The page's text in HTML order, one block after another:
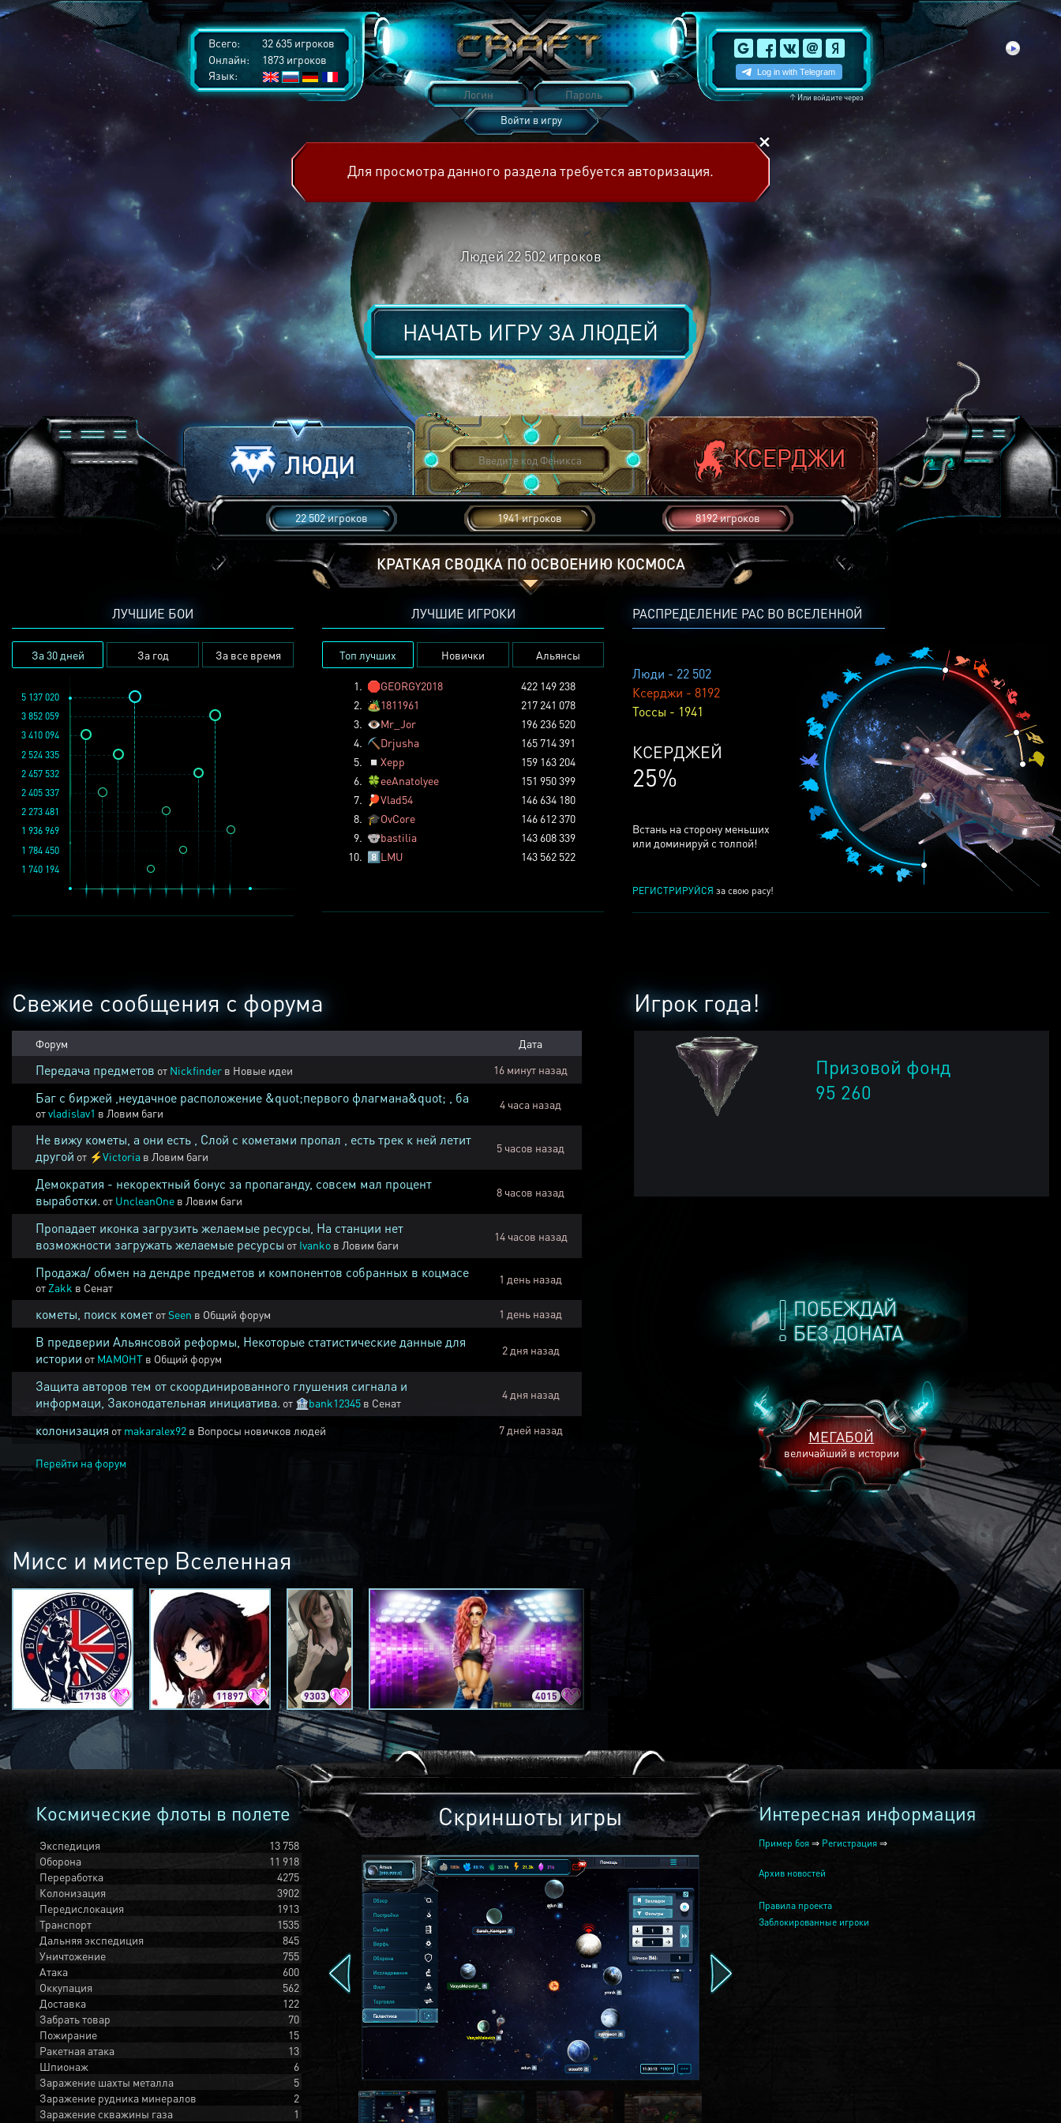
Всего:
32 635 игроков
Онлайн:
1873 игроков
Язык:
↑Или войдите через
Войти в игру
Для просмотра данного раздела требуется авторизация.
Людей 22 502игроков
НАЧАТЬ ИГРУ ЗАЛЮДЕЙ
22 502 игроков 1941 игроков 8192 игроков
КРАТКАЯ СВОДКА ПО ОСВОЕНИЮ КОСМОСА
РАСПРЕДЕЛЕНИЕ РАС ВО ВСЕЛЕННОЙ
Люди - 22 502
Ксерджи - 8192
Тоссы - 1941
КСЕРДЖЕЙ
25%
Встань на сторону меньших
или доминируй с толпой!
РЕГИСТРИРУЙСЯ за свою расу!
ЛУЧШИЕ БОИ
За 30 дней За год За все время
1 936 969
3 852 059
2 457 532
1 784 450
2 273 481
1 740 194
5 137 020
2 524 335
2 405 337
3 410 094
ЛУЧШИЕ ИГРОКИ
Топ лучших Новички Альянсы
1. 🛑GEORGY2018
422 149 238
2. 🏕️1811961
217 241 078
3. 👁️Mr_Jor
196 236 520
4. ⛏️ Drjusha
165 714 391
5.
◽ Xepp
159 163 204
6. 🍀eeAnatolyee
151 950 399
7.
🏓Vlad54
146 634 180
8. 🎓OvCore
146 612 370
9. 🐨bastilia
143 608 339
10. 8️⃣LMU 143 562 522
ПОБЕЖДАЙ
БЕЗ ДОНАТА
МЕГАБОЙ
величайший в истории
Игрок года!
Призовой фонд
95 260
Свежие сообщения с форума
Форум Дата
Передача предметов от Nickfinder в Новые идеи 16 минут назад
Баг с биржей ,неудачное расположение &quot;первого флагмана&quot; , ба
отvladislav1 в Ловим баги
4 часа назад
Не вижу кометы, а они есть , Слой с кометами пропал , есть трек к ней летит
другой от ⚡Victoria в Ловим баги
5 часов назад
Демократия - некоректный бонус за пропаганду, совсем мал процент
выработки. от UncleanOne в Ловим баги
8 часов назад
Пропадает иконка загрузить желаемые ресурсы, На станции нет
возможности загружать желаемые ресурсы от Ivanko в Ловим баги
14 часов назад
Продажа/ обмен на дендре предметов и компонентов собранных в коцмасе
от Zakk в Сенат
1 день назад
кометы, поиск комет отSeen в Общий форум 1 день назад
В предверии Альянсовой реформы, Некоторые статистические данные для
истории от MAMOHT в Общий форум
2 дня назад
Защита авторов тем от скоординированного глушения сигнала и
информаци, Законодательная инициатива. от 🏦bank12345 в Сенат
4 дня назад
колонизация от makaralex92 в Вопросы новичков людей 7 дней назад
Перейти на форум
Мисс и мистер Вселенная
17138 11897 9303 4015 2240
Космические флоты в полете
Экспедиция
13 758
Оборона
11 918
Переработка
4275
Колонизация
3902
Передислокация
1913
Транспорт
1535
Дальняя экспедиция
845
Уничтожение
755
Атака
600
Оккупация
562
Доставка
122
Забрать товар
70
Пожирание
15
Ракетная атака
13
Шпионаж
6
Заражение шахты металла
5
Заражение рудника минералов
2
Заражение скважины газа
1
Скриншоты игры Интересная информация
Пример боя ⇒ Регистрация ⇒
Архив новостей
Правила проекта
Заблокированные игроки